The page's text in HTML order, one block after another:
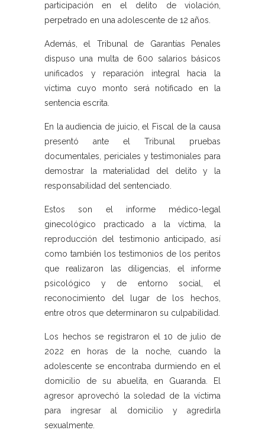
participación en el delito de violación,
perpetrado en una adolescente de 12 años.
Además, el Tribunal de Garantías Penales
dispuso una multa de 600 salarios básicos
unificados y reparación integral hacia la
víctima cuyo monto será notificado en la
sentencia escrita.
En la audiencia de juicio, el Fiscal de la causa
presentó ante el Tribunal pruebas
documentales, periciales y testimoniales para
demostrar la materialidad del delito y la
responsabilidad del sentenciado.
Estos son el informe médico-legal
ginecológico practicado a la víctima, la
reproducción del testimonio anticipado, así
como también los testimonios de los peritos
que realizaron las diligencias, el informe
psicológico y de entorno social, el
reconocimiento del lugar de los hechos,
entre otros que determinaron su culpabilidad.
Los hechos se registraron el 10 de julio de
2022 en horas de la noche, cuando la
adolescente se encontraba durmiendo en el
domicilio de su abuelita, en Guaranda. El
agresor aprovechó la soledad de la víctima
para ingresar al domicilio y agredirla
sexualmente.